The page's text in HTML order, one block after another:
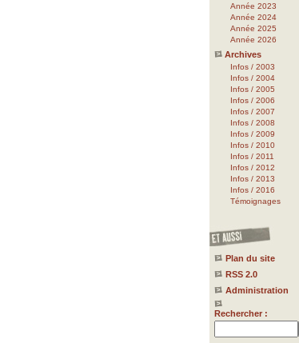
Année 2023
Année 2024
Année 2025
Année 2026
Archives
Infos / 2003
Infos / 2004
Infos / 2005
Infos / 2006
Infos / 2007
Infos / 2008
Infos / 2009
Infos / 2010
Infos / 2011
Infos / 2012
Infos / 2013
Infos / 2016
Témoignages
Plan du site
RSS 2.0
Administration
Rechercher :